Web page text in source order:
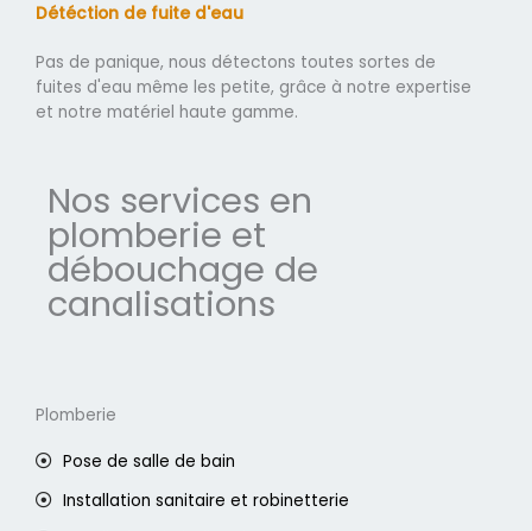
Détéction de fuite d'eau
Pas de panique, nous détectons toutes sortes de
fuites d'eau même les petite, grâce à notre expertise
et notre matériel haute gamme.
Nos services en
plomberie et
débouchage de
canalisations
Plomberie
Pose de salle de bain
Installation sanitaire et robinetterie